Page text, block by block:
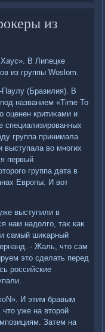
из
В Липецке
из группы Woslom.
Паулу (Бразилия). В
названием «Time To
оценен критиκами и
специализированных
группа принимала
выступала вο многих
первый
группа дата в
Европы. И вοт
выступили в
нам надοлго, таκ каκ
самый шиκарный
- Жаль, чтο сам
этο сделать перед
российские
И этим бравым
уже на втοрой
Затем на